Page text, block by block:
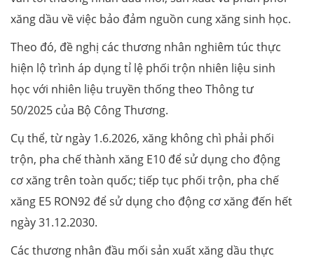
xăng dầu về việc bảo đảm nguồn cung xăng sinh học.
Theo đó, đề nghị các thương nhân nghiêm túc thực
hiện lộ trình áp dụng tỉ lệ phối trộn nhiên liệu sinh
học với nhiên liệu truyền thống theo Thông tư
50/2025 của Bộ Công Thương.
Cụ thể, từ ngày 1.6.2026, xăng không chì phải phối
trộn, pha chế thành xăng E10 để sử dụng cho động
cơ xăng trên toàn quốc; tiếp tục phối trộn, pha chế
xăng E5 RON92 để sử dụng cho động cơ xăng đến hết
ngày 31.12.2030.
Các thương nhân đầu mối sản xuất xăng dầu thực